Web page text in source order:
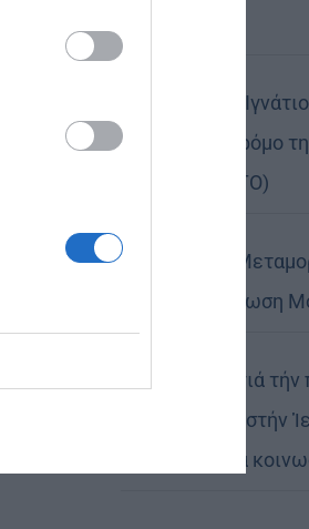
Δημητριάδος
δείχνει τον δρόμο
σιωπής» (ΦΩΤΟ)
Η εορτή της
σε Μεταμόρφωση
Εὐχαριστίες γιά
στρατοπέδου στήν
Καστορίας γιά